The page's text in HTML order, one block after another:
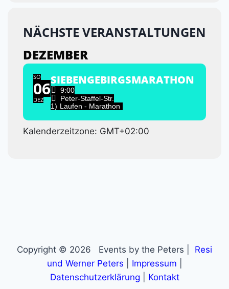
NÄCHSTE VERANSTALTUNGEN
DEZEMBER
SO
06
DEZ
SIEBENGEBIRGSMARATHON
9:00
Peter-Staffel-Str.
1) Laufen - Marathon
Kalenderzeitzone: GMT+02:00
Copyright © 2026 Events by the Peters |
Resi
und Werner Peters
Impressum
Datenschutzerklärung
Kontakt